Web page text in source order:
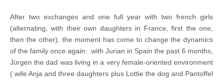
After two exchanges and one full year with two french girls
(alternating, with their own daughters in France, first the one,
then the other), the moment has come to change the dynamics
of the family once again: with Jurian in Spain the past 6 months,
Jürgen the dad was living in a very female-oriented environment
( wife Anja and three daughters plus Lottie the dog and Pantoffel